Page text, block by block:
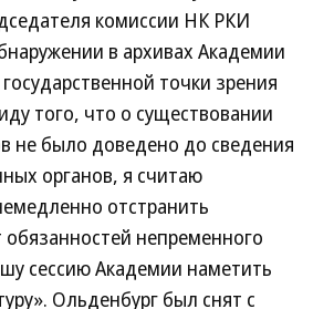
комиссии НК РКИ
в архивах Академии
точки зрения
того, что о существовании
не было доведено до сведения
органов, я считаю
отстранить
непременного
сессию Академии наметить
Ольденбург был снят с